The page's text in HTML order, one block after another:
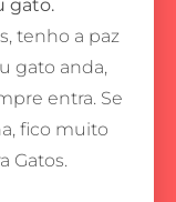
gato.
tenho a paz
gato anda,
entra. Se
fico muito
Gatos.